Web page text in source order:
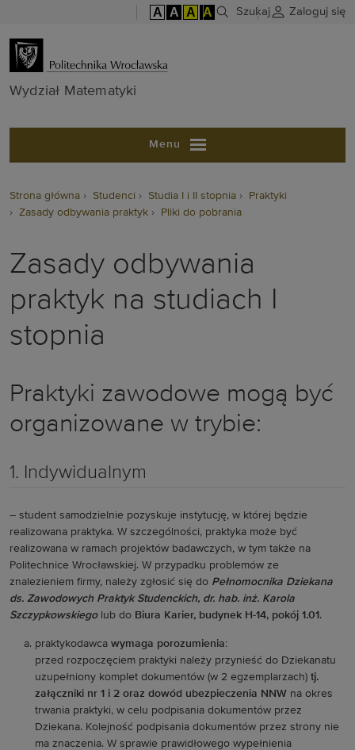
A A A A Szukaj Zaloguj się
Wydział
Wydział Matematyki
Menu
Strona główna Studenci Studia I i II stopnia
Praktyki
Zasady odbywania praktyk
Pliki do pobrania
Zasady odbywania
praktyk na studiach I
stopnia
Praktyki zawodowe mogą być
organizowane w trybie:
1. Indywidualnym
– student samodzielnie pozyskuje instytucję, w której będzie
realizowana praktyka. W szczególności, praktyka może być
realizowana w ramach projektów badawczych, w tym także na
Politechnice Wrocławskiej. W przypadku problemów ze
znalezieniem firmy, należy zgłosić się do Pełnomocnika Dziekana
ds. Zawodowych Praktyk Studenckich, dr. hab. inż. Karola
Szczypkowskiegolub do Biura Karier, budynek H-14, pokój 1.01 .
praktykodawca wymaga porozumienia:
przed rozpoczęciem praktyki należy przynieść do Dziekanatu
uzupełniony komplet dokumentów (w 2 egzemplarzach) tj.
załączniki nr 1 i 2 oraz dowód ubezpieczenia NNW na okres
trwania praktyki, w celu podpisania dokumentów przez
Dziekana. Kolejność podpisania dokumentów przez strony nie
ma znaczenia. W sprawie prawidłowego wypełnienia